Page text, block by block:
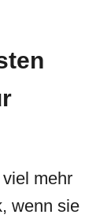
mehr
wenn sie